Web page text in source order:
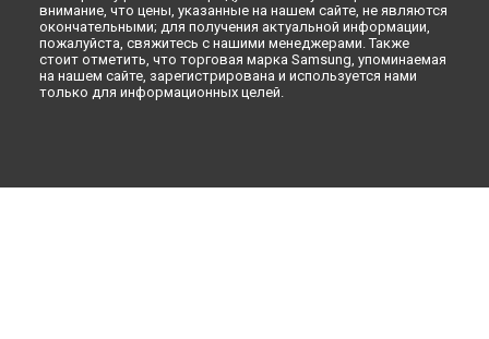
внимание, что цены, указанные на нашем сайте, не являются
окончательными; для получения актуальной информации,
пожалуйста, свяжитесь с нашими менеджерами. Также
стоит отметить, что торговая марка Samsung, упоминаемая
на нашем сайте, зарегистрирована и используется нами
только для информационных целей.